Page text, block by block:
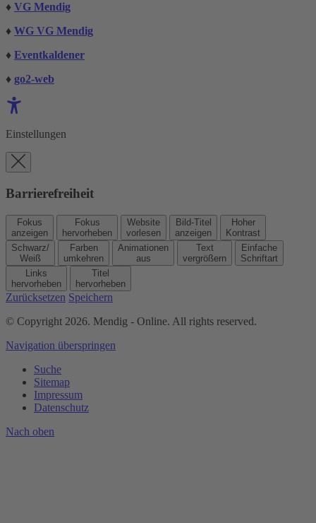
♦ VG Mendig
♦ WG VG Mendig
♦ Eventkaldener
♦ go2-web
Einstellungen
Barrierefreiheit
Fokus
anzeigen
Fokus
hervorheben
Website
vorlesen
Bild-Titel
anzeigen
Hoher
Kontrast
Schwarz/
Weiß
Farben
umkehren
Animationen
aus
Text
vergrößern
Einfache
Schriftart
Links
hervorheben
Titel
hervorheben
Zurücksetzen Speichern
© Copyright 2026. Mendig - Online. All rights reserved.
Navigation überspringen
Suche
Sitemap
Impressum
Datenschutz
Nach oben